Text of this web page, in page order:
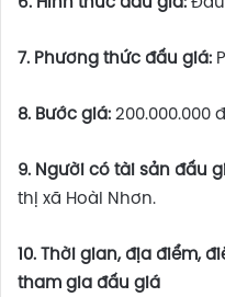
7. Phương thức đấu giá:
8. Bước giá: 200.000.000
9. Người có tài sản đấu
thị xã Hoài Nhơn.
10. Thời gian, địa điểm,
tham gia đấu giá